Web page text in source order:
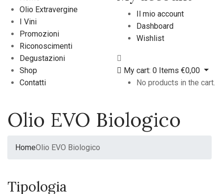
Olio Extravergine
I Vini
Promozioni
Riconoscimenti
Degustazioni
Shop
Contatti
Il mio account
Dashboard
Wishlist
My cart: 0 Items €0,00
No products in the cart.
Olio EVO Biologico
HomeOlio EVO Biologico
Tipologia